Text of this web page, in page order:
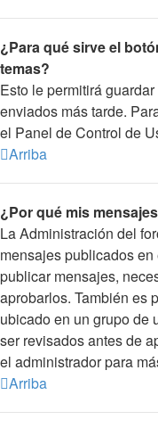
¿Para qué sirve el
temas?
Esto le permitirá
enviados más tarde.
el Panel de Control de
Arriba
¿Por qué mis
La Administración del
mensajes publicados
publicar mensajes,
aprobarlos. También es
ubicado en un grupo de
ser revisados antes de
el administrador para
Arriba